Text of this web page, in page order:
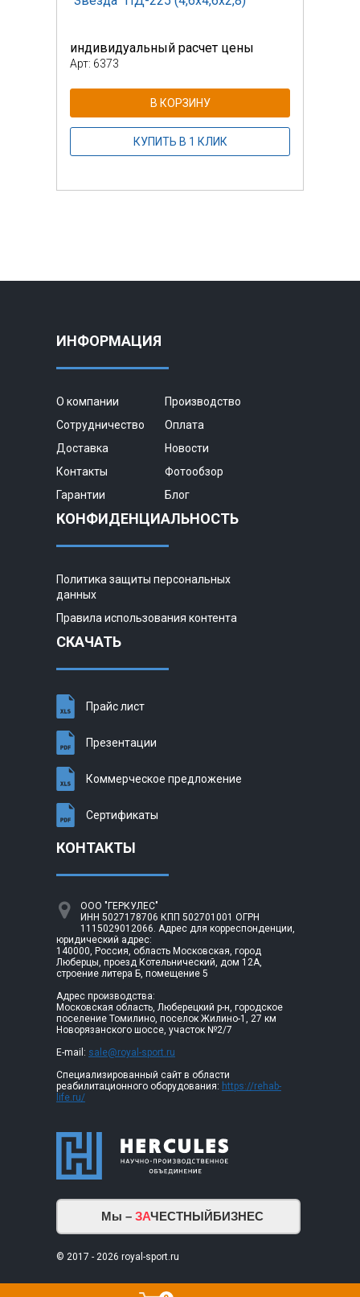
индивидуальный расчет цены
Арт: 6373
В КОРЗИНУ
КУПИТЬ В 1 КЛИК
ИНФОРМАЦИЯ
О компании
Производство
Сотрудничество
Оплата
Доставка
Новости
Контакты
Фотообзор
Гарантии
Блог
КОНФИДЕНЦИАЛЬНОСТЬ
Политика защиты персональных
данных
Правила использования контента
СКАЧАТЬ
Прайс лист
Презентации
Коммерческое предложение
Сертификаты
КОНТАКТЫ
ООО "ГЕРКУЛЕС"
ИНН 5027178706 КПП 502701001 ОГРН
1115029012066. Адрес для корреспонденции,
юридический адрес:
140000, Россия, область Московская, город
Люберцы, проезд Котельнический, дом 12А,
строение литера Б, помещение 5
Адрес производства:
Московская область, Люберецкий р-н, городское
поселение Томилино, поселок Жилино-1, 27 км
Новорязанского шоссе, участок №2/7
E-mail: sale@royal-sport.ru
Специализированный сайт в области
реабилитационного оборудования: https://rehab-
life.ru/
Мы – ЗАЧЕСТНЫЙБИЗНЕС
© 2017 - 2026 royal-sport.ru